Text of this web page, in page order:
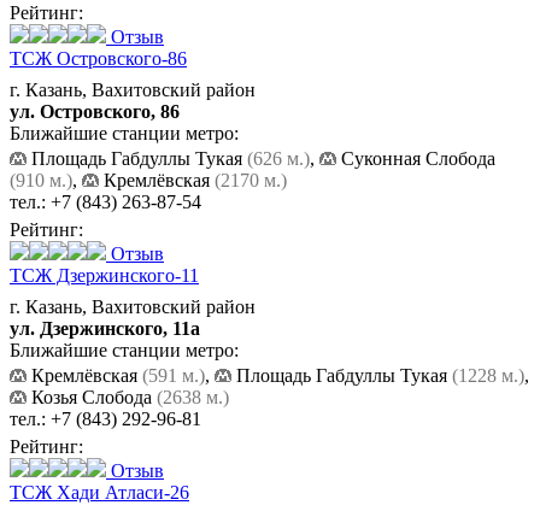
Рейтинг:
Отзыв
ТСЖ Островского-86
г. Казань, Вахитовский район
ул. Островского, 86
Ближайшие станции метро:
Площадь Габдуллы Тукая (626 м.),
Суконная Слобода
(910 м.), Кремлёвская (2170 м.)
тел.: +7 (843) 263-87-54
Рейтинг:
Отзыв
ТСЖ Дзержинского-11
г. Казань, Вахитовский район
ул. Дзержинского, 11а
Ближайшие станции метро:
Кремлёвская (591 м.), Площадь Габдуллы Тукая (1228 м.),
Козья Слобода (2638 м.)
тел.: +7 (843) 292-96-81
Рейтинг:
Отзыв
ТСЖ Хади Атласи-26